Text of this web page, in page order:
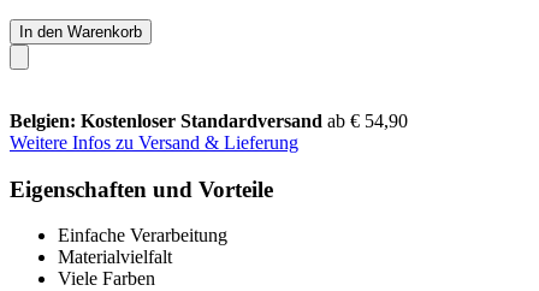
In den Warenkorb
Belgien: Kostenloser Standardversand ab € 54,90
Weitere Infos zu Versand & Lieferung
Eigenschaften und Vorteile
Einfache Verarbeitung
Materialvielfalt
Viele Farben